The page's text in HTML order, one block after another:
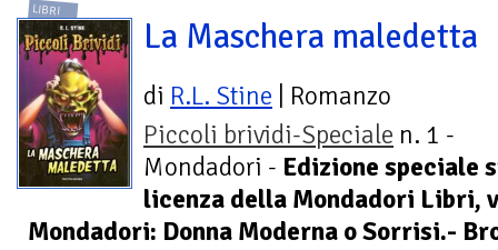
LIBRI
La Maschera maledetta
di R.L. Stine | Romanzo
Piccoli brividi-Speciale n. 1 -
Mondadori - Edizione speciale
licenza della Mondadori Libri,
Mondadori: Donna Moderna o Sorrisi.-